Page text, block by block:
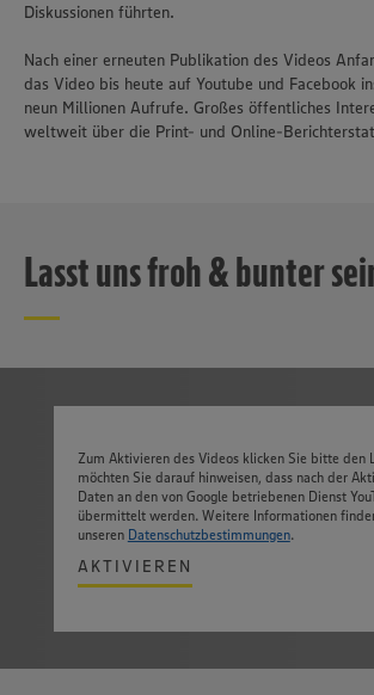
Diskussionen führten.
Nach einer erneuten Publikation des Videos
das Video bis heute auf Youtube und Facebook
neun Millionen Aufrufe. Großes öffentliches
weltweit über die Print- und Online-
Lasst uns froh & bunter
Zum Aktivieren des Videos klicken Sie bitte den
möchten Sie darauf hinweisen, dass nach der
Daten an den von Google betriebenen Dienst
übermittelt werden. Weitere Informationen
unseren Datenschutzbestimmungen.
AKTIVIEREN